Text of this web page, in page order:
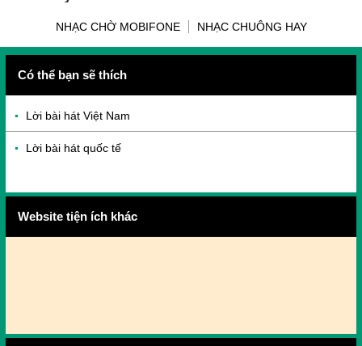
NHẠC CHỜ MOBIFONE NHẠC CHUÔNG HAY
Có thể bạn sẽ thích
Lời bài hát Việt Nam
Lời bài hát quốc tế
Website tiện ích khác